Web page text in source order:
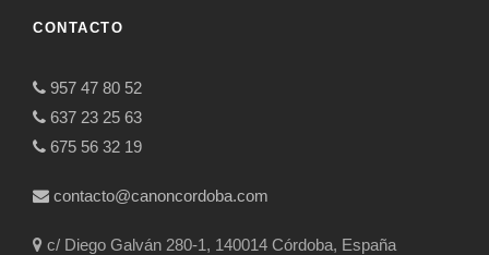
CONTACTO
957 47 80 52
637 23 25 63
675 56 32 19
contacto@canoncordoba.com
c/ Diego Galván 280-1, 140014 Córdoba, España